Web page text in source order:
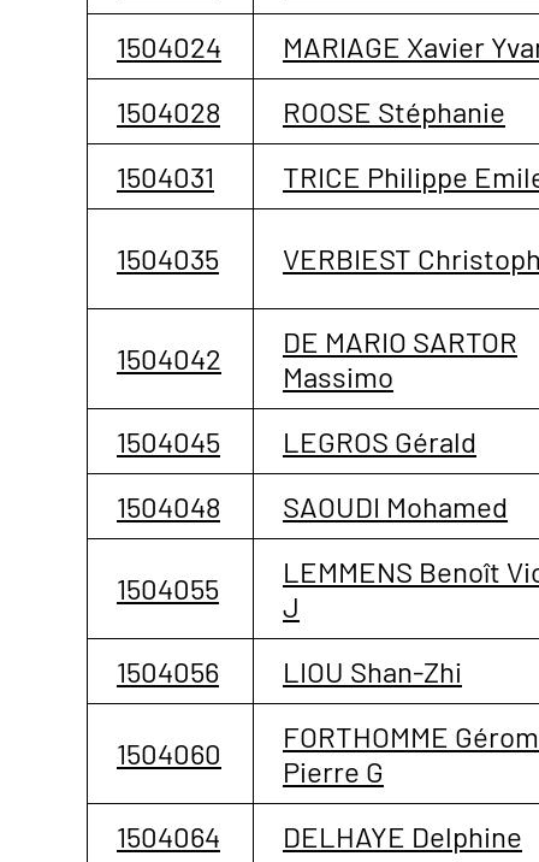
1504024
MARIAGE Xavier
1504028
ROOSE Stéphanie
1504031
TRICE Philippe
1504035 VERBIEST
1504042
DE MARIO SARTOR
Massimo
1504045
LEGROS Gérald
1504048
SAOUDI Mohamed
1504055
LEMMENS Benoît
J
1504056
LIOU Shan-Zhi
1504060
FORTHOMME
Pierre G
1504064
DELHAYE Delphine